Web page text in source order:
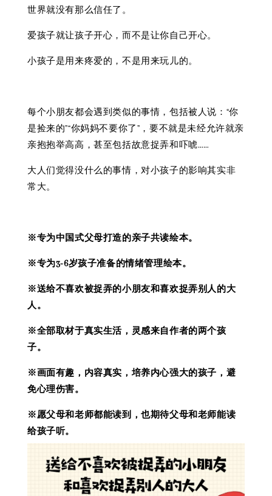
世界就没有那么信任了。
爱孩子就让孩子开心，而不是让你自己开心。
小孩子是用来疼爱的，不是用来玩儿的。
每个小朋友都会遇到类似的事情，包括被人说：“你
是捡来的”“你妈妈不要你了”，要不就是未经允许就亲
亲抱抱举高高，甚至包括故意捉弄和吓唬……
大人们觉得没什么的事情，对小孩子的影响其实非
常大。
※专为中国式父母打造的亲子共读绘本。
※专为3-6岁孩子准备的情绪管理绘本。
※送给不喜欢被捉弄的小朋友和喜欢捉弄别人的大
人。
※全部取材于真实生活，灵感来自作者的两个孩
子。
※画面有趣，内容真实，培养内心强大的孩子，避
免心理伤害。
※愿父母和老师都能读到，也期待父母和老师能读
给孩子听。